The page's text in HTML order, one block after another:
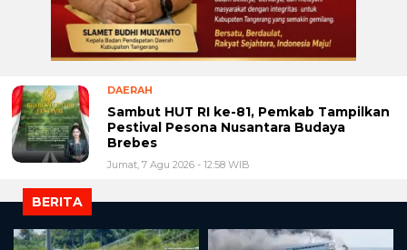
DAERAH
Sambut HUT RI ke-81, Pemkab Tampilkan
Pestival Pesona Nusantara Budaya
Brebes
Jumat, 7 Agu 2026 - 12:58 WIB
BERITA